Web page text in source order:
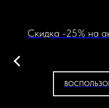
Скидка -25% на